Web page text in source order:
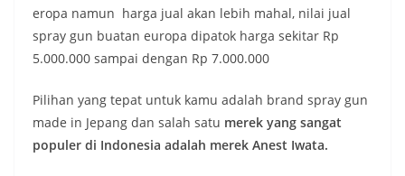
eropa namun harga jual akan lebih mahal, nilai jual
spray gun buatan europa dipatok harga sekitar Rp
5.000.000 sampai dengan Rp 7.000.000
Pilihan yang tepat untuk kamu adalah brand spray gun
made in Jepang dan salah satu merek yang sangat
populer di Indonesia adalah merek Anest Iwata.